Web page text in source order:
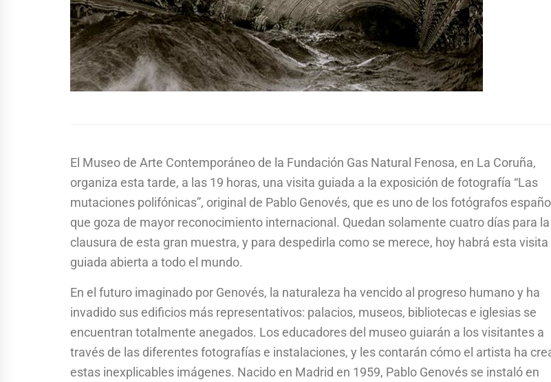
El Museo de Arte Contemporáneo de la Fundación Gas Natural Fenosa, en La Coruña,
organiza esta tarde, a las 19 horas, una visita guiada a la exposición de fotografía “Las
mutaciones polifónicas”, original de Pablo Genovés, que es uno de los fotógrafos
que goza de mayor reconocimiento internacional. Quedan solamente cuatro días para la
clausura de esta gran muestra, y para despedirla como se merece, hoy habrá esta visita
guiada abierta a todo el mundo.
En el futuro imaginado por Genovés, la naturaleza ha vencido al progreso humano y ha
invadido sus edificios más representativos: palacios, museos, bibliotecas e iglesias se
encuentran totalmente anegados. Los educadores del museo guiarán a los visitantes a
través de las diferentes fotografías e instalaciones, y les contarán cómo el artista ha
estas inexplicables imágenes. Nacido en Madrid en 1959, Pablo Genovés se instaló en